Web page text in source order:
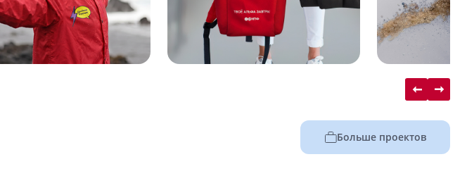
Больше проектов